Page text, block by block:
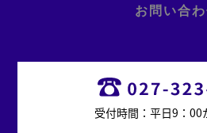
お問い合
受付時間：平日9：00